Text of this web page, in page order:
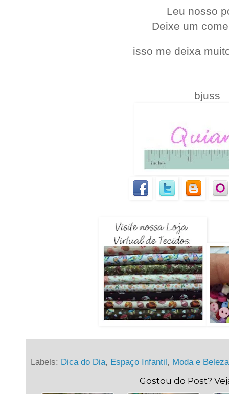
Leu nosso
Deixe um
isso me deixa
bjuss
Labels: Dica do Dia, Espaço Infantil , Moda e Beleza
Gostou do Post?